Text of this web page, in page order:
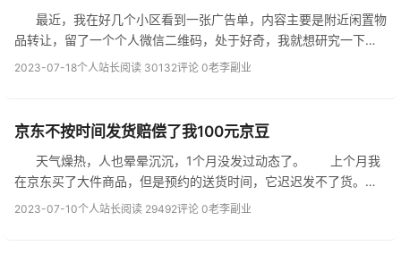
最近，我在好几个小区看到一张广告单，内容主要是附近闲置物
品转让，留了一个个人微信二维码，处于好奇，我就想研究一下。
加了群主后，对方立马邀请我进群，并礼貌的告诉我不要发广告
2023-07-18个人站长阅读 30132评论 0老李副业
京东不按时间发货赔偿了我100元京豆
天气燥热，人也晕晕沉沉，1个月没发过动态了。 上个月我
在京东买了大件商品，但是预约的送货时间，它迟迟发不了货。于
2023-07-10个人站长阅读 29492评论 0老李副业